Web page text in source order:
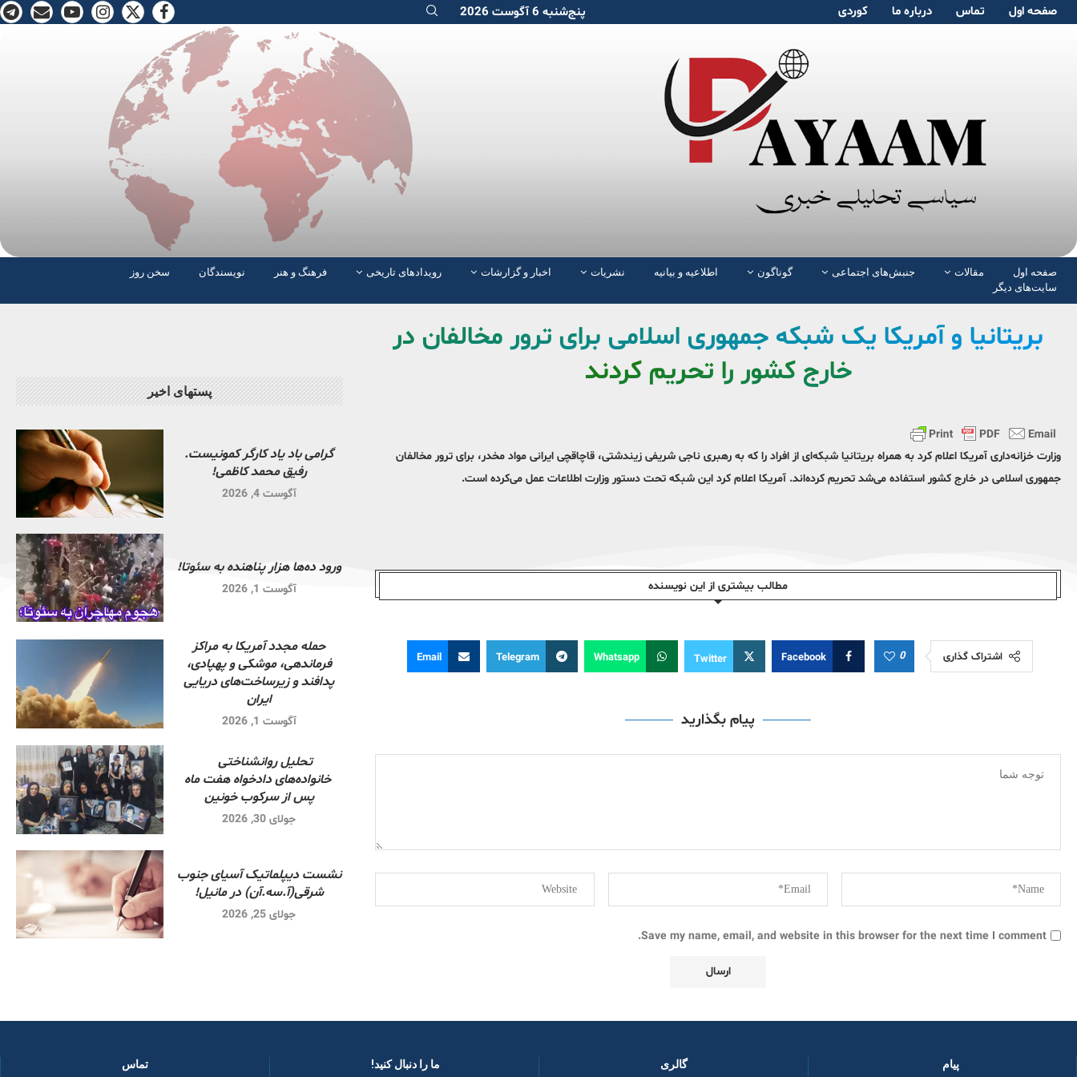
صفحە اول تماس دربارە ما کوردی پنج‌شنبه 6 آگوست 2026
صفحە اول مقالات جنبش‌های اجتماعی گوناگون اطلاعیه و بیانیه نشریات اخبار و گزارشات رویدادهای تاریخی فرهنگ و هنر نویسندگان
سخن روز
سایت‌های دیگر
بریتانیا و آمریکا یک شبکه جمهوری اسلامی برای ترور مخالفان در
خارج کشور را تحریم کردند
وزارت خزانه‌داری آمریکا اعلام کرد به همراه بریتانیا شبکه‌ای از افراد را که به رهبری ناجی شریفی زیندشتی، قاچاقچی ایرانی مواد مخدر، برای ترور مخالفان
جمهوری اسلامی در خارج کشور استفاده می‌شد تحریم کرده‌اند. آمریکا اعلام کرد این شبکه تحت دستور وزارت اطلاعات عمل می‌کرده است.
مطالب بیشتری از این نویسندە
اشتراک گذاری 0
Facebook
Twitter
Whatsapp
Telegram
Email
پیام بگذارید
Save my name, email, and website in this browser for the next time I comment.
پستهای اخیر
گرامی باد یاد کارگر کمونیست.
رفیق محمد کاظمی!
آگوست 4, 2026
ورود ده‌ها هزار پناهنده به سئوتا!
آگوست 1, 2026
حمله مجدد آمریکا به مراکز
فرماندهی، موشکی و پهپادی،
پدافند و زیرساخت‌های دریایی
ایران
آگوست 1, 2026
تحلیل روانشناختی
خانواده‌های دادخواه هفت ماه
پس از سرکوب خونین
جولای 30, 2026
نشست دیپلماتیک آسیای جنوب
شرقی‌(آ.سه.آن) در مانیل!
جولای 25, 2026
پیام گالری ما را دنبال کنید! ​ تماس